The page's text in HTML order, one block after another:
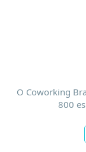
O Coworking
800